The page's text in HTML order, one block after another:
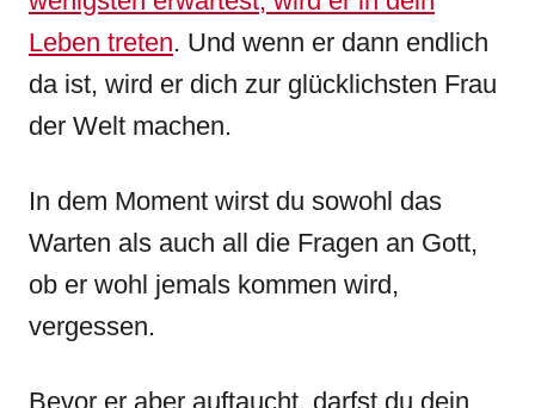
Leben treten. Und wenn er dann endlich
da ist, wird er dich zur glücklichsten Frau
der Welt machen.
In dem Moment wirst du sowohl das
Warten als auch all die Fragen an Gott,
ob er wohl jemals kommen wird,
vergessen.
Bevor er aber auftaucht, darfst du dein